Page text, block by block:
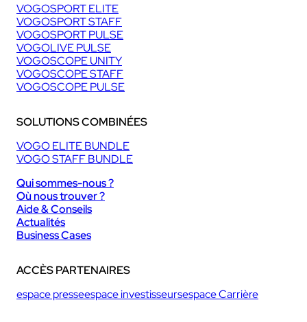
VOGOSPORT ELITE
VOGOSPORT STAFF
VOGOSPORT PULSE
VOGOLIVE PULSE
VOGOSCOPE UNITY
VOGOSCOPE STAFF
VOGOSCOPE PULSE
SOLUTIONS COMBINÉES
VOGO ELITE BUNDLE
VOGO STAFF BUNDLE
Qui sommes-nous ?
Où nous trouver ?
Aide & Conseils
Actualités
Business Cases
ACCÈS PARTENAIRES
espace presseespace investisseursespace Carrière